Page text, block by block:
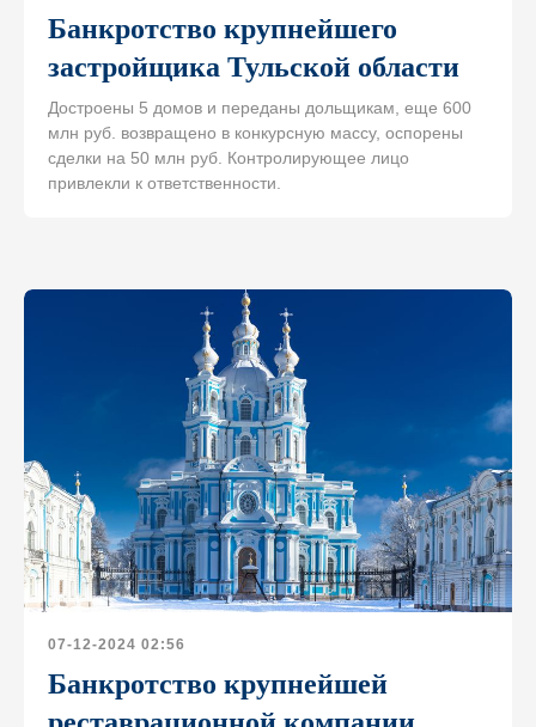
Банкротство крупнейшего
застройщика Тульской области
Достроены 5 домов и переданы дольщикам, еще 600
млн руб. возвращено в конкурсную массу, оспорены
сделки на 50 млн руб. Контролирующее лицо
привлекли к ответственности.
07-12-2024 02:56
Банкротство крупнейшей